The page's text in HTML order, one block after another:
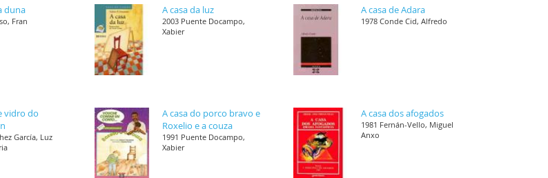
duna
Fran
A casa da luz
2003 Puente Docampo,
Xabier
A casa de Adara
1978 Conde Cid, Alfredo
vidro do
García, Luz
A casa do porco bravo e
Roxelio e a couza
1991 Puente Docampo,
Xabier
A casa dos afogados
1981 Fernán-Vello, Miguel
Anxo